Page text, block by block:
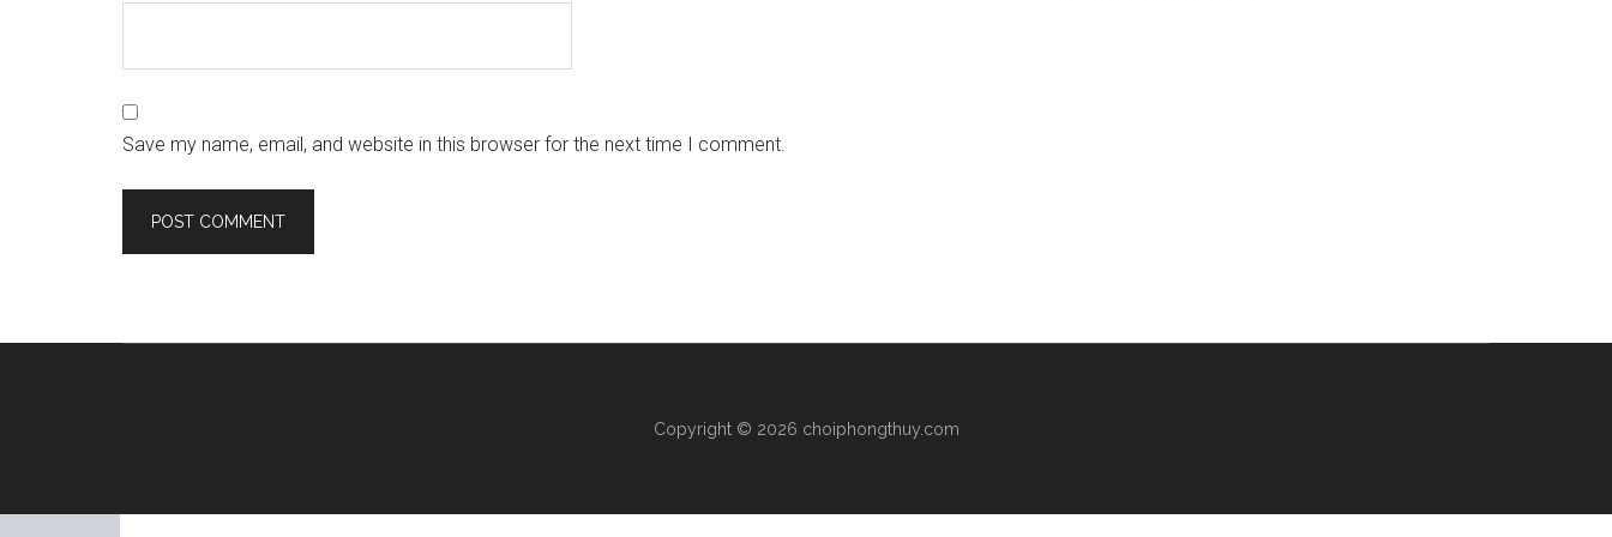
Save my name, email, and website in this browser for the next time I comment.
Copyright © 2026 choiphongthuy.com